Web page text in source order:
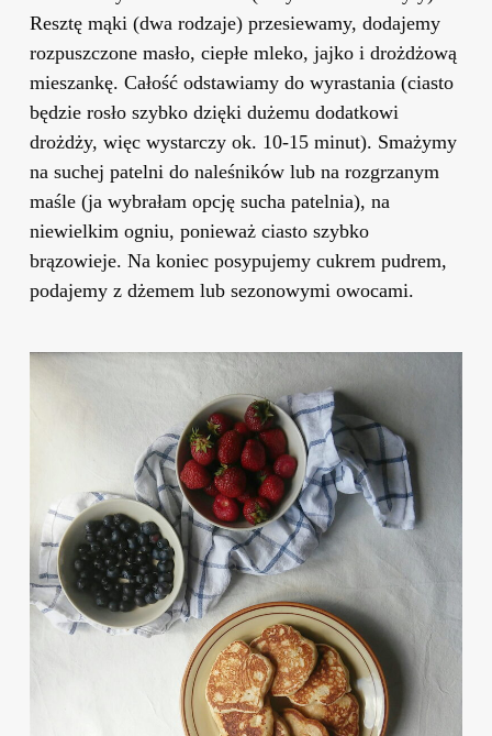
Resztę mąki (dwa rodzaje) przesiewamy, dodajemy
rozpuszczone masło, ciepłe mleko, jajko i drożdżową
mieszankę. Całość odstawiamy do wyrastania (ciasto
będzie rosło szybko dzięki dużemu dodatkowi
drożdży, więc wystarczy ok. 10-15 minut). Smażymy
na suchej patelni do naleśników lub na rozgrzanym
maśle (ja wybrałam opcję sucha patelnia), na
niewielkim ogniu, ponieważ ciasto szybko
brązowieje. Na koniec posypujemy cukrem pudrem,
podajemy z dżemem lub sezonowymi owocami.